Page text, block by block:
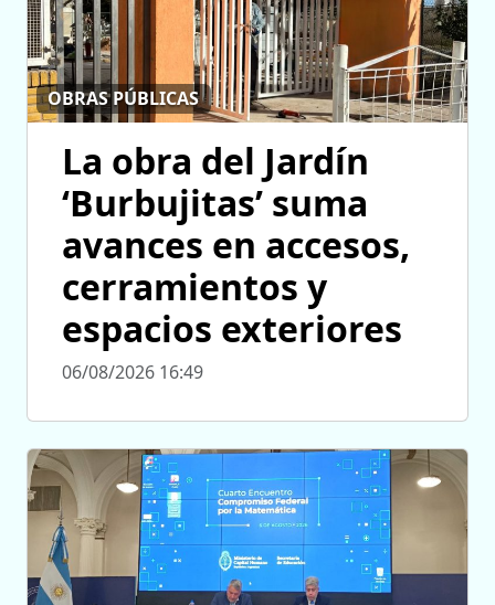
OBRAS PÚBLICAS
La obra del Jardín
‘Burbujitas’ suma
avances en accesos,
cerramientos y
espacios exteriores
06/08/2026 16:49